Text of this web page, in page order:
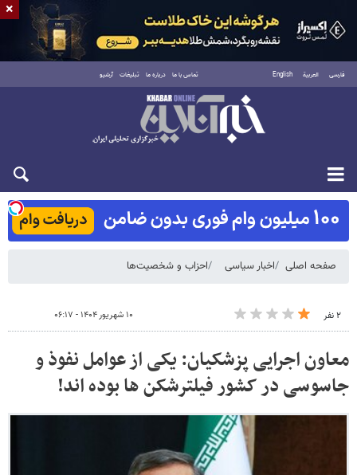
فارسی العربية English تماس با ما درباره ما تبلیغات آرشیو
شنبه ۱۷ مرداد ۱۴۰۵
صفحه اصلی اخبار سیاسی احزاب و شخصیت‌ها
۲ نفر ۱۰ شهریور ۱۴۰۴ - ۰۶:۱۷
معاون اجرایی پزشکیان: یکی از عوامل نفوذ و
جاسوسی در کشور فیلترشکن ها بوده اند!
×